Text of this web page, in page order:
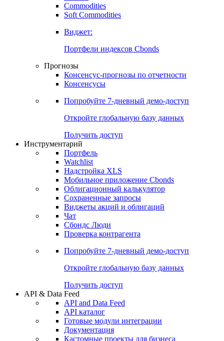
Commodities
Золото
Бензин
Soft Commodities
Виджет:
Портфели индексов Cbonds
Прогнозы
Консенсусы
Попробуйте7-дневный
Откройте глобальную базу данных
Получить доступ
Инструментарий
Портфель
Watchlist
Надстройка XLS
Мобильное приложение Cbonds
Облигационный калькулятор
Сохраненные запросы
Чат
Проверка контрагента
Попробуйте7-дневный
Откройте глобальную базу данных
Получить доступ
API & Data Feed
API and Data Feed